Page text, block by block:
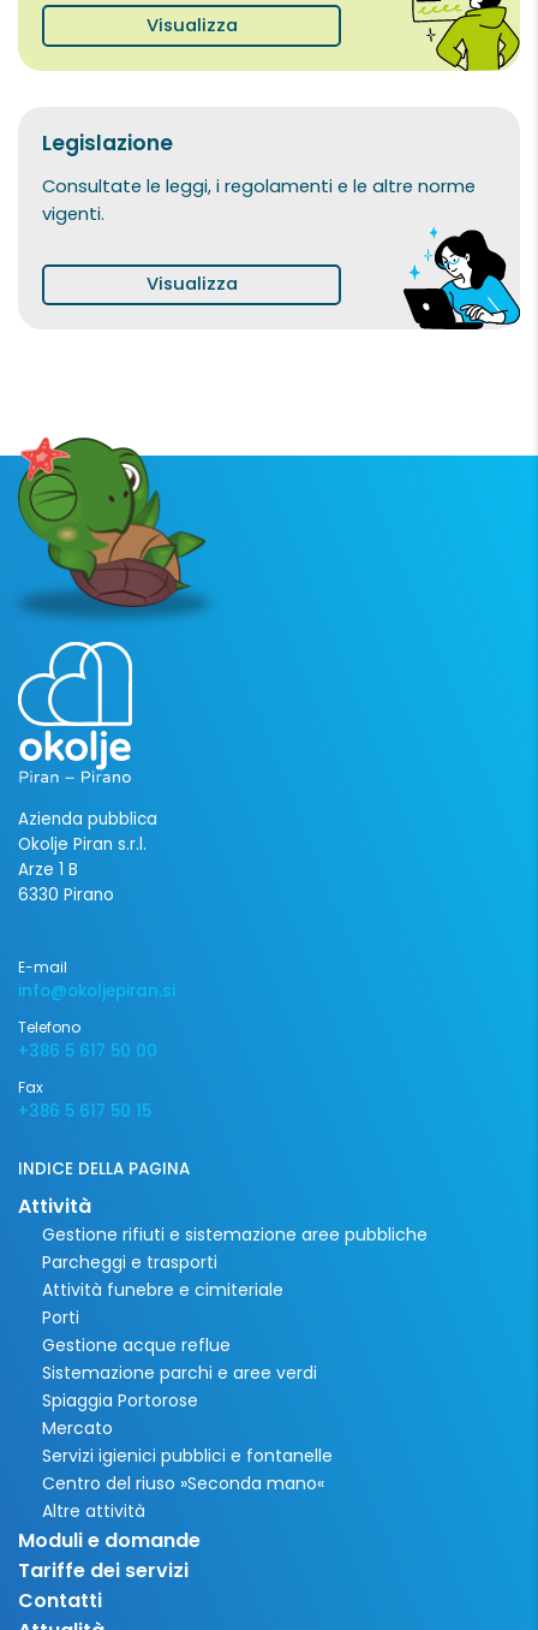
Visualizza
Legislazione
Consultate le leggi, i regolamenti e le altre norme
vigenti.
Visualizza
Azienda pubblica
Okolje Piran s.r.l.
Arze 1 B
6330 Pirano
E-mail
info@okoljepiran.si
Telefono
+386 5 617 50 00
Fax
+386 5 617 50 15
INDICE DELLA PAGINA
Attività
Gestione rifiuti e sistemazione aree pubbliche
Parcheggi e trasporti
Attività funebre e cimiteriale
Porti
Gestione acque reflue
Sistemazione parchi e aree verdi
Spiaggia Portorose
Mercato
Servizi igienici pubblici e fontanelle
Centro del riuso »Seconda mano«
Altre attività
Moduli e domande
Tariffe dei servizi
Contatti